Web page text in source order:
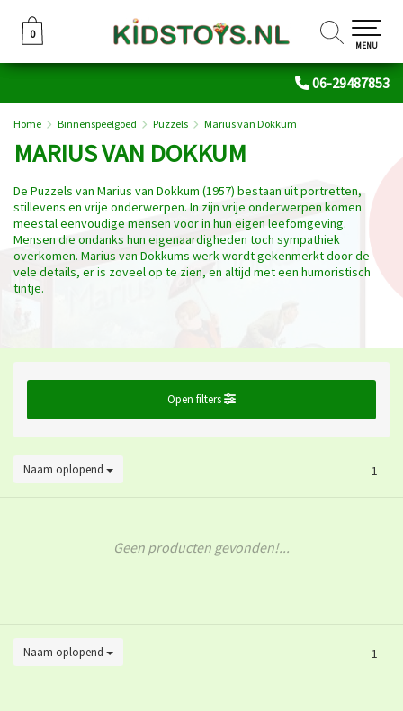
06-29487853
0
0
MENU
Home Binnenspeelgoed Puzzels Marius van Dokkum
MARIUS VAN DOKKUM
De Puzzels van Marius van Dokkum (1957) bestaan uit portretten,
stillevens en vrije onderwerpen. In zijn vrije onderwerpen komen
meestal eenvoudige mensen voor in hun eigen leefomgeving.
Mensen die ondanks hun eigenaardigheden toch sympathiek
overkomen. Marius van Dokkums werk wordt gekenmerkt door de
vele details, er is zoveel op te zien, en altijd met een humoristisch
tintje.
Open filters
Naam oplopend 1
Geen producten gevonden!...
Naam oplopend 1